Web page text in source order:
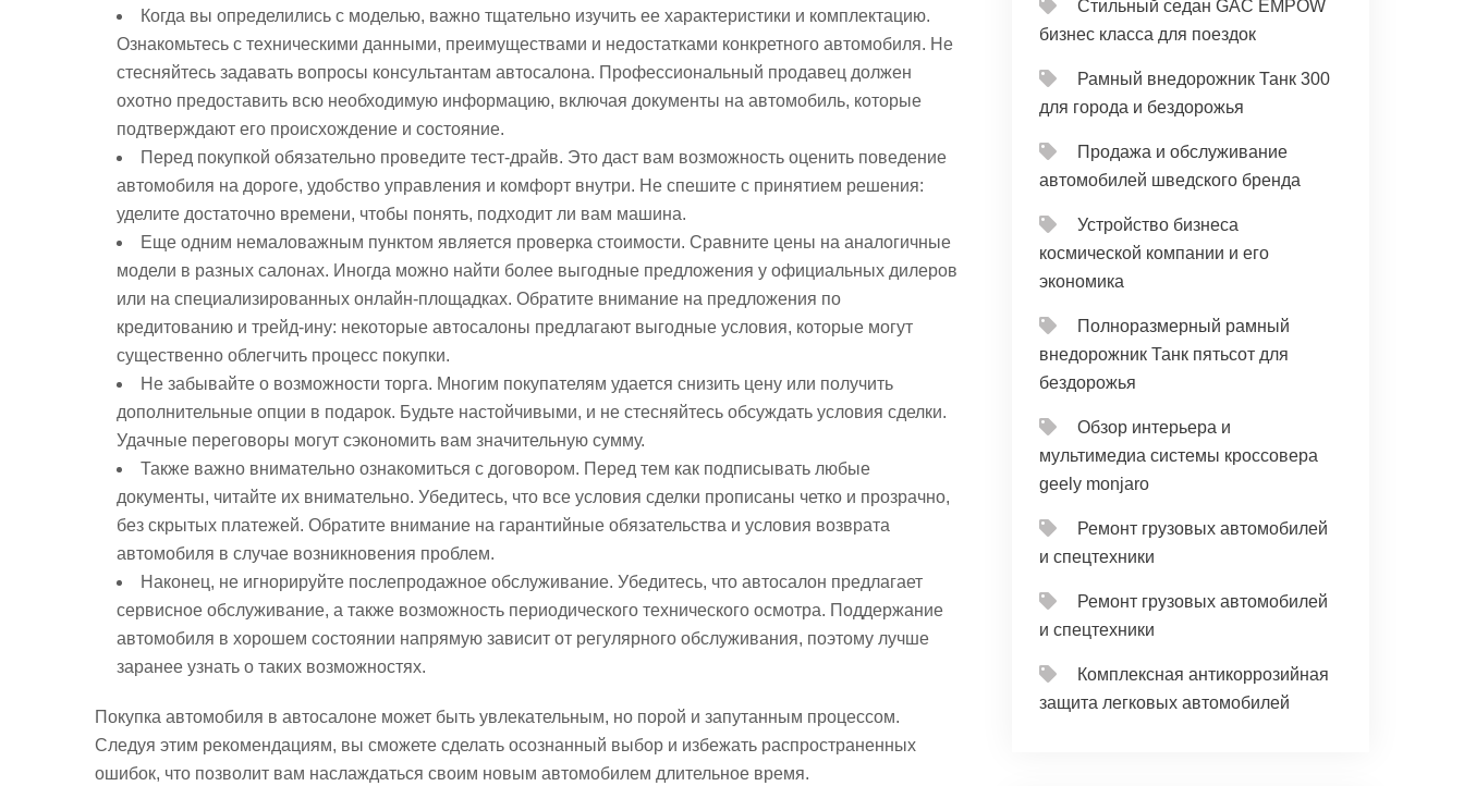
Когда вы определились с моделью, важно тщательно изучить ее характеристики и комплектацию.
Ознакомьтесь с техническими данными, преимуществами и недостатками конкретного автомобиля. Не
стесняйтесь задавать вопросы консультантам автосалона. Профессиональный продавец должен
охотно предоставить всю необходимую информацию, включая документы на автомобиль, которые
подтверждают его происхождение и состояние.
Перед покупкой обязательно проведите тест-драйв. Это даст вам возможность оценить поведение
автомобиля на дороге, удобство управления и комфорт внутри. Не спешите с принятием решения:
уделите достаточно времени, чтобы понять, подходит ли вам машина.
Еще одним немаловажным пунктом является проверка стоимости. Сравните цены на аналогичные
модели в разных салонах. Иногда можно найти более выгодные предложения у официальных дилеров
или на специализированных онлайн-площадках. Обратите внимание на предложения по
кредитованию и трейд-ину: некоторые автосалоны предлагают выгодные условия, которые могут
существенно облегчить процесс покупки.
Не забывайте о возможности торга. Многим покупателям удается снизить цену или получить
дополнительные опции в подарок. Будьте настойчивыми, и не стесняйтесь обсуждать условия сделки.
Удачные переговоры могут сэкономить вам значительную сумму.
Также важно внимательно ознакомиться с договором. Перед тем как подписывать любые
документы, читайте их внимательно. Убедитесь, что все условия сделки прописаны четко и прозрачно,
без скрытых платежей. Обратите внимание на гарантийные обязательства и условия возврата
автомобиля в случае возникновения проблем.
Наконец, не игнорируйте послепродажное обслуживание. Убедитесь, что автосалон предлагает
сервисное обслуживание, а также возможность периодического технического осмотра. Поддержание
автомобиля в хорошем состоянии напрямую зависит от регулярного обслуживания, поэтому лучше
заранее узнать о таких возможностях.
Покупка автомобиля в автосалоне может быть увлекательным, но порой и запутанным процессом.
Следуя этим рекомендациям, вы сможете сделать осознанный выбор и избежать распространенных
ошибок, что позволит вам наслаждаться своим новым автомобилем длительное время.
Стильный седан GAC EMPOW
бизнес класса для поездок
Рамный внедорожник Танк 300
для города и бездорожья
Продажа и обслуживание
автомобилей шведского бренда
Устройство бизнеса
космической компании и его
экономика
Полноразмерный рамный
внедорожник Танк пятьсот для
бездорожья
Обзор интерьера и
мультимедиа системы кроссовера
geely monjaro
Ремонт грузовых автомобилей
и спецтехники
Ремонт грузовых автомобилей
и спецтехники
Комплексная антикоррозийная
защита легковых автомобилей